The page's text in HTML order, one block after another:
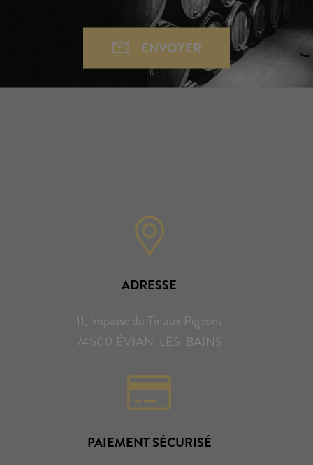
ENVOYER
ADRESSE
11, Impasse du Tir aux Pigeons
74500 ÉVIAN-LES-BAINS
PAIEMENT SÉCURISÉ